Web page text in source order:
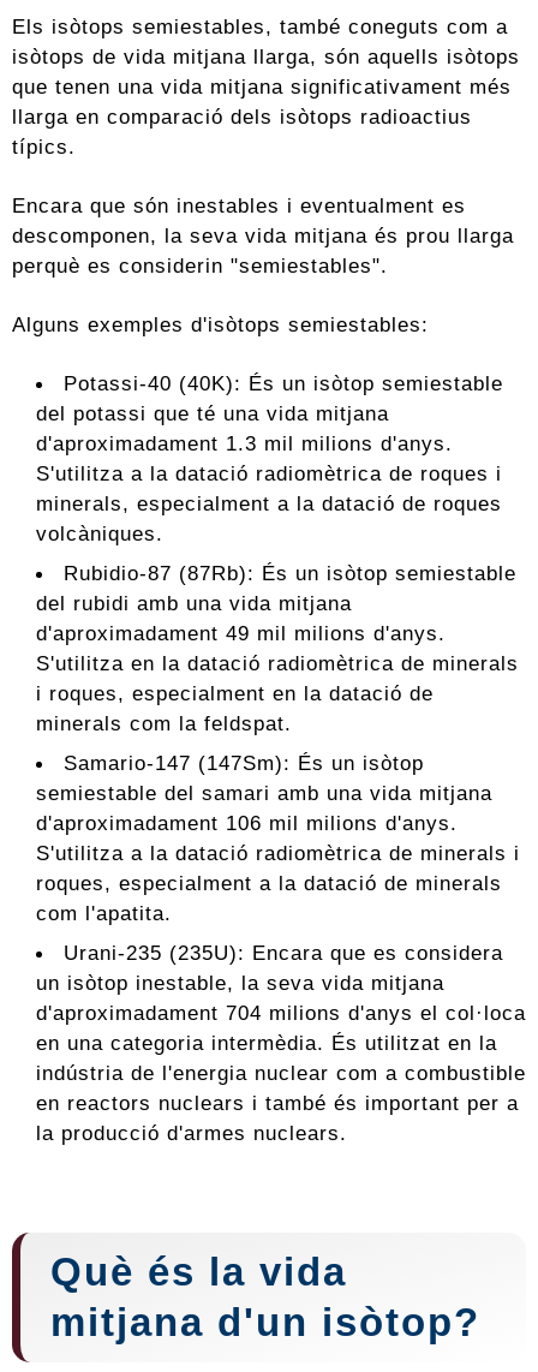
Els isòtops semiestables, també coneguts com a
isòtops de vida mitjana llarga, són aquells isòtops
que tenen una vida mitjana significativament més
llarga en comparació dels isòtops radioactius
típics.
Encara que són inestables i eventualment es
descomponen, la seva vida mitjana és prou llarga
perquè es considerin "semiestables".
Alguns exemples d'isòtops semiestables:
Potassi-40 (40K): És un isòtop semiestable
del potassi que té una vida mitjana
d'aproximadament 1.3 mil milions d'anys.
S'utilitza a la datació radiomètrica de roques i
minerals, especialment a la datació de roques
volcàniques.
Rubidio-87 (87Rb): És un isòtop semiestable
del rubidi amb una vida mitjana
d'aproximadament 49 mil milions d'anys.
S'utilitza en la datació radiomètrica de minerals
i roques, especialment en la datació de
minerals com la feldspat.
Samario-147 (147Sm): És un isòtop
semiestable del samari amb una vida mitjana
d'aproximadament 106 mil milions d'anys.
S'utilitza a la datació radiomètrica de minerals i
roques, especialment a la datació de minerals
com l'apatita.
Urani-235 (235U): Encara que es considera
un isòtop inestable, la seva vida mitjana
d'aproximadament 704 milions d'anys el col·loca
en una categoria intermèdia. És utilitzat en la
indústria de l'energia nuclear com a combustible
en reactors nuclears i també és important per a
la producció d'armes nuclears.
Què és la vida
mitjana d'un isòtop?